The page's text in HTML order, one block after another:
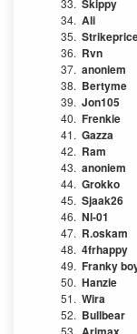
33. Skippy
34. Ali
35.
36. Rvn
37. anoniem
38. Bertyme
39. Jon105
40. Frenkie
41. Gazza
42. Ram
43. anoniem
44. Grokko
45. Sjaak26
46. Nl-01
47. R.oskam
48. 4frhappy
49. Franky
50. Hanzie
51. Wira
52. Bullbear
53.